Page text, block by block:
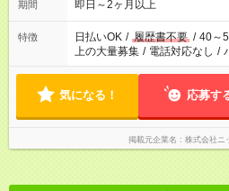
期間 即日～2ヶ月以上
特徴 日払いOK / 履歴書不要 / 40～
上の大量募集 / 電話対応なし /
気になる！ 応募す
掲載元企業名 株式会社ニ